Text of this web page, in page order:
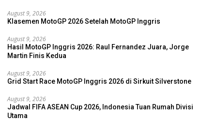
August 9, 2026
Klasemen MotoGP 2026 Setelah MotoGP Inggris
August 9, 2026
Hasil MotoGP Inggris 2026: Raul Fernandez Juara, Jorge
Martin Finis Kedua
August 9, 2026
Grid Start Race MotoGP Inggris 2026 di Sirkuit Silverstone
August 9, 2026
Jadwal FIFA ASEAN Cup 2026, Indonesia Tuan Rumah Divisi
Utama